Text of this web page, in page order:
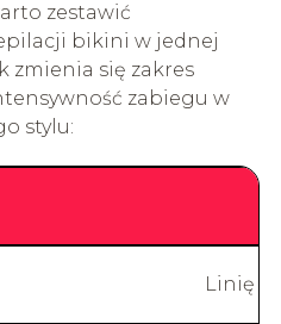
zestawić
bikini w jednej
zmienia się zakres
zabiegu w
stylu:
Linię